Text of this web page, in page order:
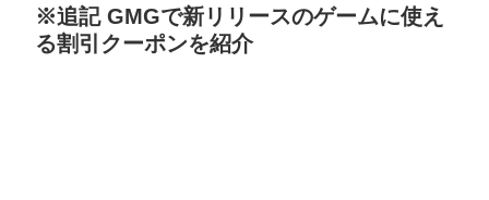
※追記 GMGで新リリースのゲームに使え
る割引クーポンを紹介